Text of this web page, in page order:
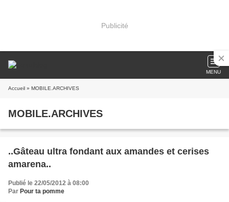
Publicité
MENU
Accueil » MOBILE.ARCHIVES
MOBILE.ARCHIVES
..Gâteau ultra fondant aux amandes et cerises
amarena..
Publié le 22/05/2012 à 08:00
Par Pour ta pomme